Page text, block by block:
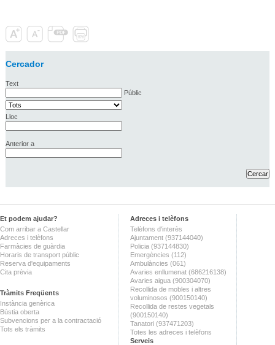
Cercador
Text
Públic
Lloc
Anterior a
Et podem ajudar?
Com arribar a Castellar
Adreces i telèfons
Farmàcies de guàrdia
Horaris de transport públic
Reserva d'equipaments
Cita prèvia
Tràmits Freqüents
Instància genèrica
Bústia oberta
Subvencions per a la contractació
Tots els tràmits
Adreces i telèfons
Telèfons d'interès
Ajuntament (937144040)
Policia (937144830)
Emergències (112)
Ambulàncies (061)
Avaries enllumenat (686216138)
Avaries aigua (900304070)
Recollida de mobles i altres
voluminosos (900150140)
Recollida de restes vegetals
(900150140)
Tanatori (937471203)
Totes les adreces i telèfons
Serveis